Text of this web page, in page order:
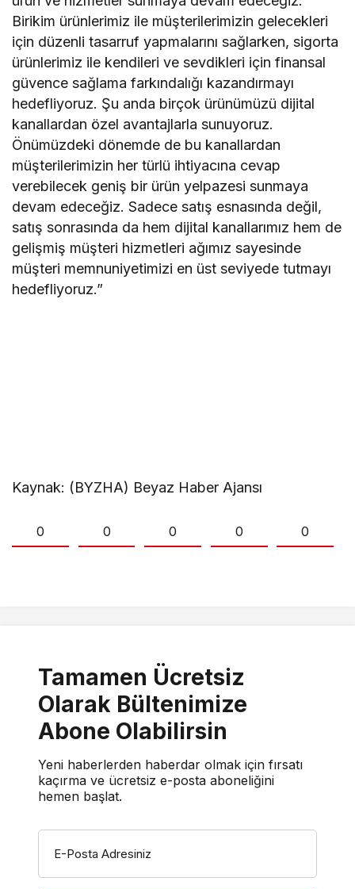
Birikim ürünlerimiz ile müşterilerimizin gelecekleri
için düzenli tasarruf yapmalarını sağlarken, sigorta
ürünlerimiz ile kendileri ve sevdikleri için finansal
güvence sağlama farkındalığı kazandırmayı
hedefliyoruz. Şu anda birçok ürünümüzü dijital
kanallardan özel avantajlarla sunuyoruz.
Önümüzdeki dönemde de bu kanallardan
müşterilerimizin her türlü ihtiyacına cevap
verebilecek geniş bir ürün yelpazesi sunmaya
devam edeceğiz. Sadece satış esnasında değil,
satış sonrasında da hem dijital kanallarımız hem de
gelişmiş müşteri hizmetleri ağımız sayesinde
müşteri memnuniyetimizi en üst seviyede tutmayı
hedefliyoruz.”
Kaynak: (BYZHA) Beyaz Haber Ajansı
0 0 0 0 0
Tamamen Ücretsiz
Olarak Bültenimize
Abone Olabilirsin
Yeni haberlerden haberdar olmak için fırsatı
kaçırma ve ücretsiz e-posta aboneliğini
hemen başlat.
E-Posta Adresiniz